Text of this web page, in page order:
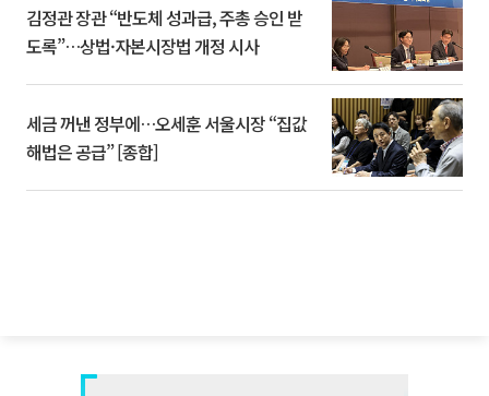
김정관 장관 “반도체 성과급, 주총 승인 받
도록”…상법·자본시장법 개정 시사
세금 꺼낸 정부에…오세훈 서울시장 “집값
해법은 공급” [종합]